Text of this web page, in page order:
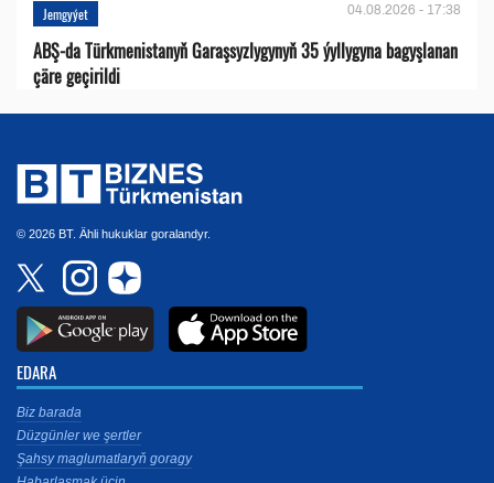
Jemgyýet 04.08.2026 - 17:38
ABŞ-da Türkmenistanyň Garaşsyzlygynyň 35 ýyllygyna bagyşlanan
çäre geçirildi
© 2026 BT. Ähli hukuklar goralandyr.
EDARA
Biz barada
Düzgünler we şertler
Şahsy maglumatlaryň goragy